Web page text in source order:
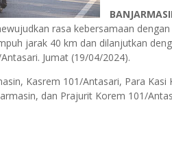
rasa kebersamaan
jarak 40 km dan dilanjutkan
Jumat (19/04/2024).
Kasrem 101/Antasari, Para
dan Prajurit Korem 101/